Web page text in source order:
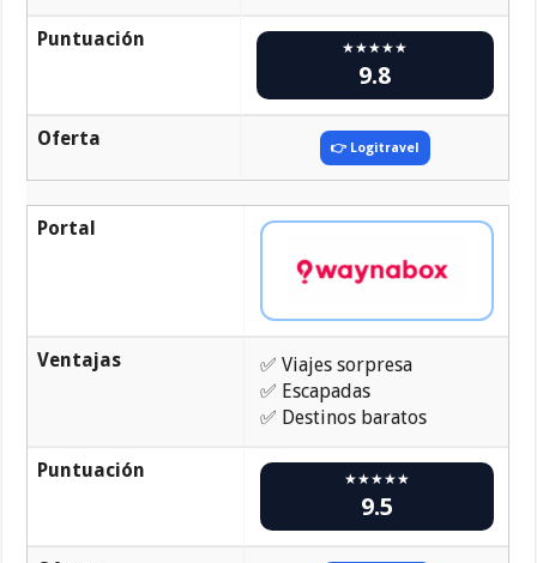
Puntuación ★★★★★
9.8
Oferta 👉 Logitravel
Portal
Ventajas
✅ Viajes sorpresa
✅ Escapadas
✅ Destinos baratos
Puntuación ★★★★★
9.5